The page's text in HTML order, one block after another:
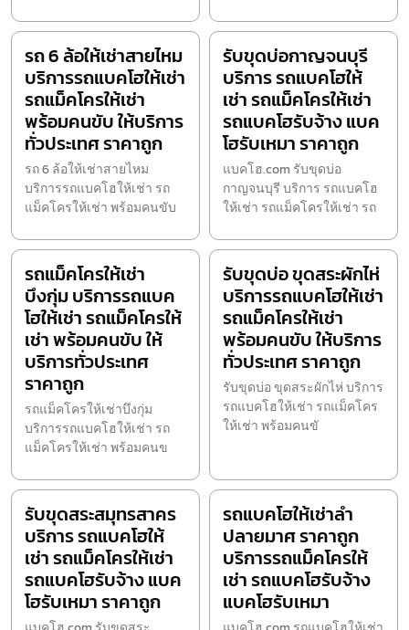
รถ 6 ล้อให้เช่าสายไหม
บริการรถแบคโฮให้เช่า
รถแม็คโครให้เช่า
พร้อมคนขับ ให้บริการ
ทั่วประเทศ ราคาถูก
รถ 6 ล้อให้เช่าสายไหม
บริการรถแบคโฮให้เช่า รถ
แม็คโครให้เช่า พร้อมคนขับ
รับขุดบ่อกาญจนบุรี
บริการ รถแบคโฮให้
เช่า รถแม็คโครให้เช่า
รถแบคโฮรับจ้าง แบค
โฮรับเหมา ราคาถูก
แบคโฮ.com รับขุดบ่อ
กาญจนบุรี บริการ รถแบคโฮ
ให้เช่า รถแม็คโครให้เช่า รถ
รถแม็คโครให้เช่า
บึงกุ่ม บริการรถแบค
โฮให้เช่า รถแม็คโครให้
เช่า พร้อมคนขับ ให้
บริการทั่วประเทศ
ราคาถูก
รถแม็คโครให้เช่าบึงกุ่ม
บริการรถแบคโฮให้เช่า รถ
แม็คโครให้เช่า พร้อมคนข
รับขุดบ่อ ขุดสระผักไห่
บริการรถแบคโฮให้เช่า
รถแม็คโครให้เช่า
พร้อมคนขับ ให้บริการ
ทั่วประเทศ ราคาถูก
รับขุดบ่อ ขุดสระผักไห่ บริการ
รถแบคโฮให้เช่า รถแม็คโคร
ให้เช่า พร้อมคนขั
รับขุดสระสมุทรสาคร
บริการ รถแบคโฮให้
เช่า รถแม็คโครให้เช่า
รถแบคโฮรับจ้าง แบค
โฮรับเหมา ราคาถูก
รถแบคโฮให้เช่าลำ
ปลายมาศ ราคาถูก
บริการรถแม็คโครให้
เช่า รถแบคโฮรับจ้าง
แบคโฮรับเหมา